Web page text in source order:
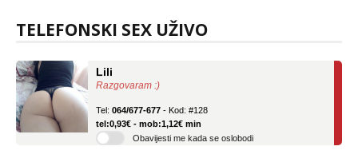
TELEFONSKI SEX UŽIVO
tel:0,93€ - mob:1,12€ min
Razgovaram :)
tel:0,93€ - mob:1,12€ min
Obavijesti me kada se oslobodi